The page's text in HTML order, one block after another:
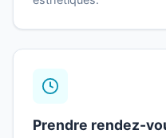
Prendre rendez-